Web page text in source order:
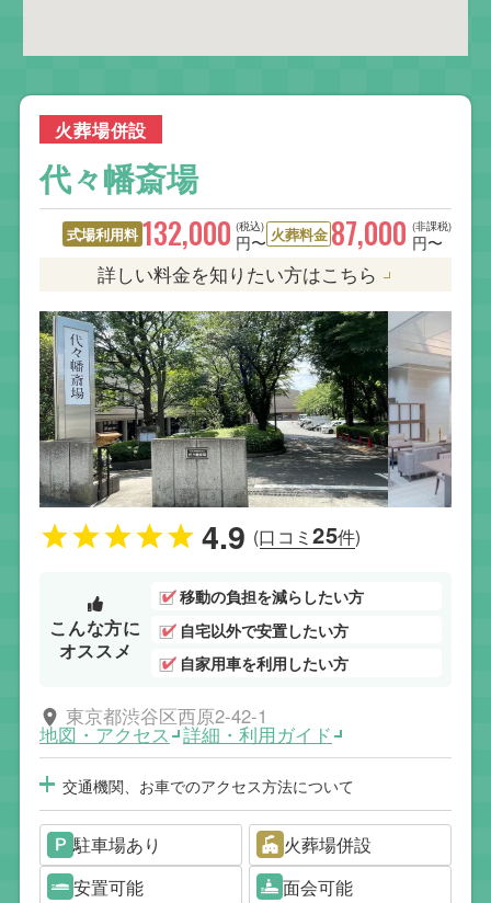
火葬場併設
代々幡斎場
式場利用料 (税込)
132,000 円〜 火葬料金 (非課税)
87,000 円〜
詳しい料金を知りたい方はこちら
4.9 (口コミ25件)
こんな方に
オススメ
移動の負担を減らしたい方
自宅以外で安置したい方
自家用車を利用したい方
東京都渋谷区西原2-42-1
地図・アクセス 詳細・利用ガイド
交通機関、お車でのアクセス方法について
駐車場あり
火葬場併設
安置可能
面会可能